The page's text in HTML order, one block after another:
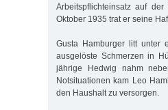
Arbeitspflichteinsatz auf
Oktober 1935 trat er seine
Gusta Hamburger litt unter
ausgelöste Schmerzen in
jährige Hedwig nahm
Notsituationen kam Leo
den Haushalt zu versorgen.